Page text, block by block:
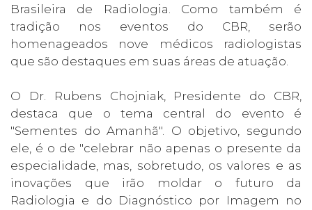
Brasileira de Radiologia. Como também é
tradição nos eventos do CBR, serão
homenageados nove médicos radiologistas
que são destaques em suas áreas de atuação.
O Dr. Rubens Chojniak, Presidente do CBR,
destaca que o tema central do evento é
"Sementes do Amanhã". O objetivo, segundo
ele, é o de "celebrar não apenas o presente da
especialidade, mas, sobretudo, os valores e as
inovações que irão moldar o futuro da
Radiologia e do Diagnóstico por Imagem no